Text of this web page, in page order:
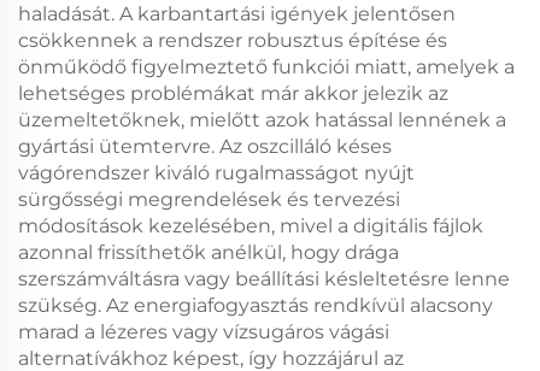
haladását. A karbantartási igények jelentősen
csökkennek a rendszer robusztus építése és
önműködő figyelmeztető funkciói miatt, amelyek a
lehetséges problémákat már akkor jelezik az
üzemeltetőknek, mielőtt azok hatással lennének a
gyártási ütemtervre. Az oszcilláló késes
vágórendszer kiváló rugalmasságot nyújt
sürgősségi megrendelések és tervezési
módosítások kezelésében, mivel a digitális fájlok
azonnal frissíthetők anélkül, hogy drága
szerszámváltásra vagy beállítási késleltetésre lenne
szükség. Az energiafogyasztás rendkívül alacsony
marad a lézeres vagy vízsugáros vágási
alternatívákhoz képest, így hozzájárul az